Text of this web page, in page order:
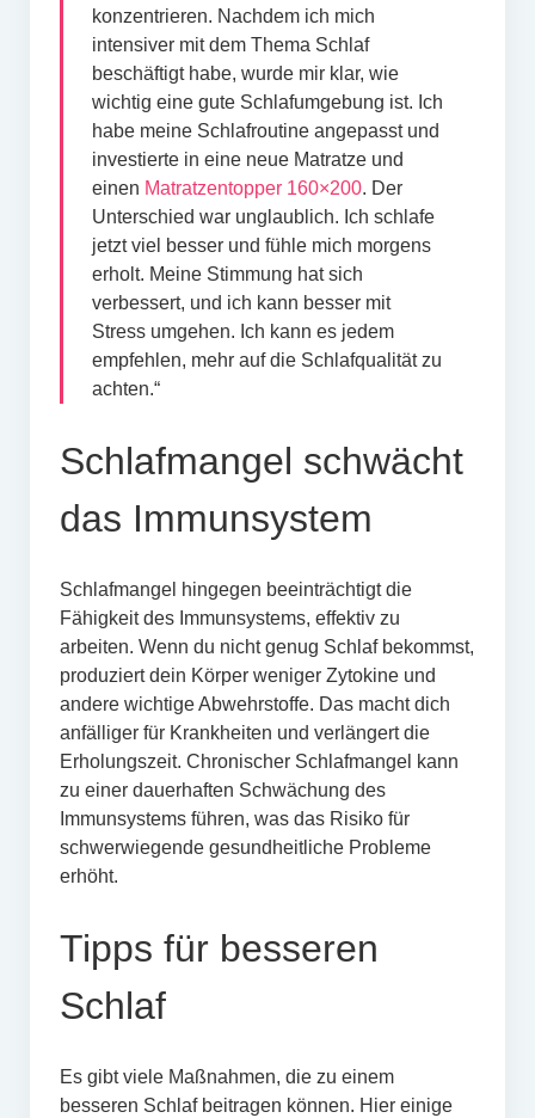
konzentrieren. Nachdem ich mich
intensiver mit dem Thema Schlaf
beschäftigt habe, wurde mir klar, wie
wichtig eine gute Schlafumgebung ist. Ich
habe meine Schlafroutine angepasst und
investierte in eine neue Matratze und
einen Matratzentopper 160×200. Der
Unterschied war unglaublich. Ich schlafe
jetzt viel besser und fühle mich morgens
erholt. Meine Stimmung hat sich
verbessert, und ich kann besser mit
Stress umgehen. Ich kann es jedem
empfehlen, mehr auf die Schlafqualität zu
achten.“
Schlafmangel schwächt
das Immunsystem
Schlafmangel hingegen beeinträchtigt die
Fähigkeit des Immunsystems, effektiv zu
arbeiten. Wenn du nicht genug Schlaf bekommst,
produziert dein Körper weniger Zytokine und
andere wichtige Abwehrstoffe. Das macht dich
anfälliger für Krankheiten und verlängert die
Erholungszeit. Chronischer Schlafmangel kann
zu einer dauerhaften Schwächung des
Immunsystems führen, was das Risiko für
schwerwiegende gesundheitliche Probleme
erhöht.
Tipps für besseren
Schlaf
Es gibt viele Maßnahmen, die zu einem
besseren Schlaf beitragen können. Hier einige